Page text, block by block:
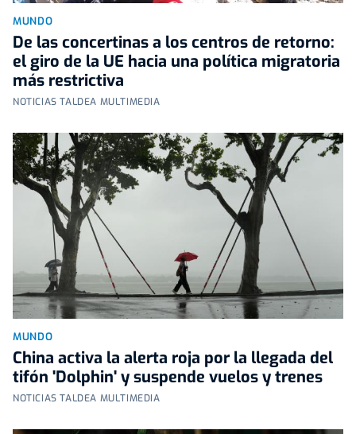
MUNDO
De las concertinas a los centros de retorno:
el giro de la UE hacia una política migratoria
más restrictiva
NOTICIAS TALDEA MULTIMEDIA
MUNDO
China activa la alerta roja por la llegada del
tifón 'Dolphin' y suspende vuelos y trenes
NOTICIAS TALDEA MULTIMEDIA